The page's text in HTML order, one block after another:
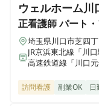
ウェルホーム川
正看護師パート
埼玉県川口市芝四
JR京浜東北線「川
高速鉄道線「川口
訪問看護 副業OK